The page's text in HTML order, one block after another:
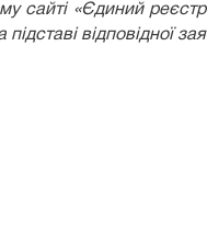
сайті «Єдиний
відповідної